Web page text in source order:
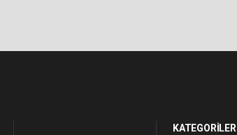
KATEGORİLER